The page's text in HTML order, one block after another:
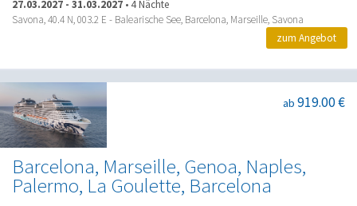
27.03.2027 - 31.03.2027 •4 Nächte
Savona, 40.4 N, 003.2 E - Balearische See, Barcelona, Marseille, Savona
zum Angebot
Barcelona, Marseille, Genoa, Naples,
Palermo, La Goulette, Barcelona
ab 919.00 €